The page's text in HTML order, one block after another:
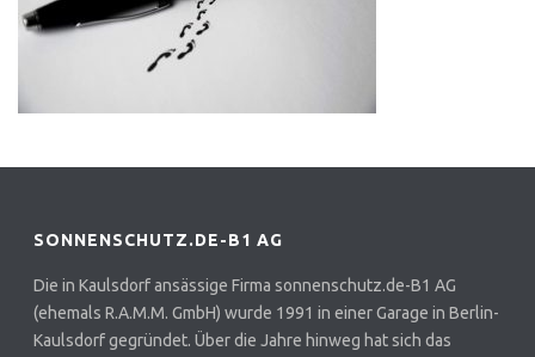
SONNENSCHUTZ.DE-B1 AG
Die in Kaulsdorf ansässige Firma sonnenschutz.de-B1 AG
(ehemals R.A.M.M. GmbH) wurde 1991 in einer Garage in Berlin-
Kaulsdorf gegründet. Über die Jahre hinweg hat sich das